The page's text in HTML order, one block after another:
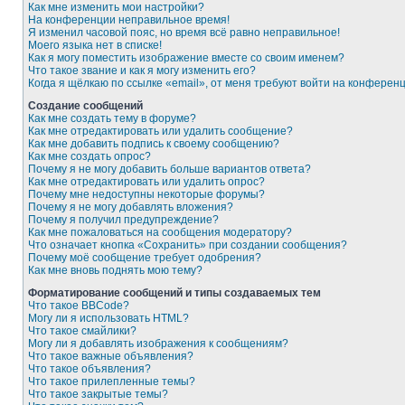
Как мне изменить мои настройки?
На конференции неправильное время!
Я изменил часовой пояс, но время всё равно неправильное!
Моего языка нет в списке!
Как я могу поместить изображение вместе со своим именем?
Что такое звание и как я могу изменить его?
Когда я щёлкаю по ссылке «email», от меня требуют войти на
Создание сообщений
Как мне создать тему в форуме?
Как мне отредактировать или удалить сообщение?
Как мне добавить подпись к своему сообщению?
Как мне создать опрос?
Почему я не могу добавить больше вариантов ответа?
Как мне отредактировать или удалить опрос?
Почему мне недоступны некоторые форумы?
Почему я не могу добавлять вложения?
Почему я получил предупреждение?
Как мне пожаловаться на сообщения модератору?
Что означает кнопка «Сохранить» при создании сообщения?
Почему моё сообщение требует одобрения?
Как мне вновь поднять мою тему?
Форматирование сообщений и типы создаваемых тем
Что такое BBCode?
Могу ли я использовать HTML?
Что такое смайлики?
Могу ли я добавлять изображения к сообщениям?
Что такое важные объявления?
Что такое объявления?
Что такое прилепленные темы?
Что такое закрытые темы?